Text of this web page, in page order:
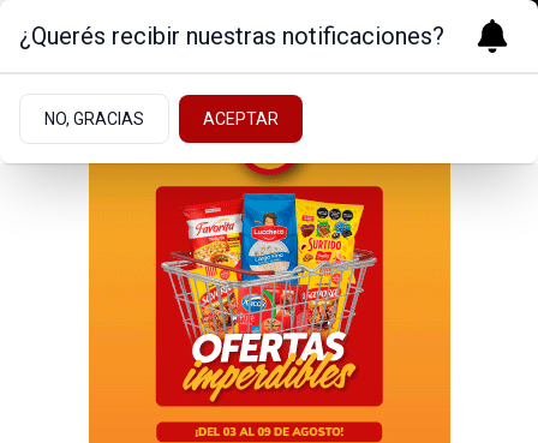
¿Querés recibir nuestras notificaciones?
NO, GRACIAS ACEPTAR